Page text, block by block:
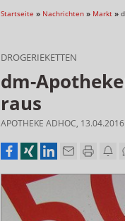
Startseite » Nachrichten » Markt »
DROGERIEKETTEN
dm-
raus
APOTHEKE ADHOC,